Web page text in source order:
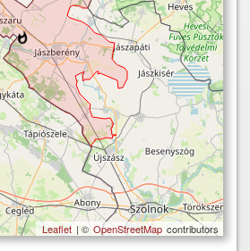
Leaflet | © OpenStreetMap contributors